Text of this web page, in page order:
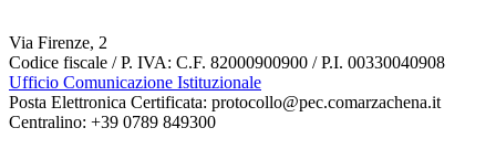
Via Firenze, 2
Codice fiscale / P. IVA: C.F. 82000900900 / P.I. 00330040908
Ufficio Comunicazione Istituzionale
Posta Elettronica Certificata: protocollo@pec.comarzachena.it
Centralino: +39 0789 849300